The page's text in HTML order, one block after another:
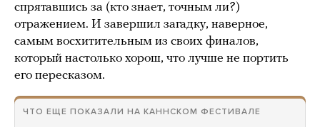
спрятавшись за (кто знает, точным ли?)
отражением. И завершил загадку, наверное,
самым восхитительным из своих финалов,
который настолько хорош, что лучше не портить
его пересказом.
ЧТО ЕЩЕ ПОКАЗАЛИ НА КАННСКОМ ФЕСТИВАЛЕ